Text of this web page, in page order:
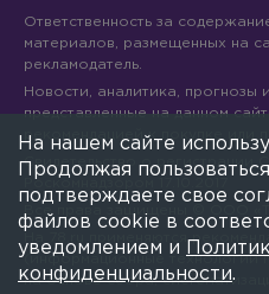
Ответственность за
материалов, размещенных на
рекламодатель.
Новости, аналитика, прогнозы
представленные на данном
рекомендацией к покупке или
Свидетельство о регистрации
Все права защищены © ООО
На 78.ru применяются
(информационные технологии
на основе сбора,
На нашем сайте
Продолжая
подтверждаете свое
файлов cookie в
уведомлением и
конфиденциальности.